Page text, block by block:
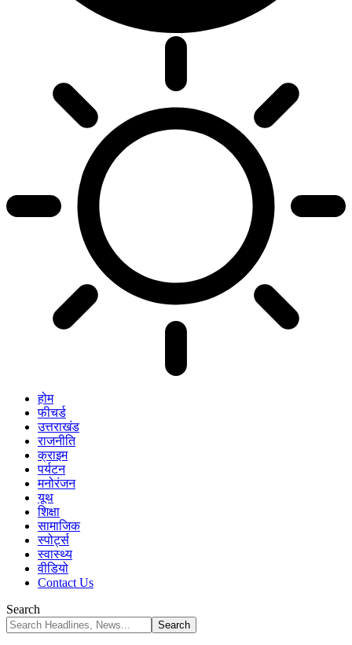
होम
फीचर्ड
उत्तराखंड
राजनीति
क्राइम
पर्यटन
मनोरंजन
यूथ
शिक्षा
सामाजिक
स्पोर्ट्स
स्वास्थ्य
वीडियो
Contact Us
Search